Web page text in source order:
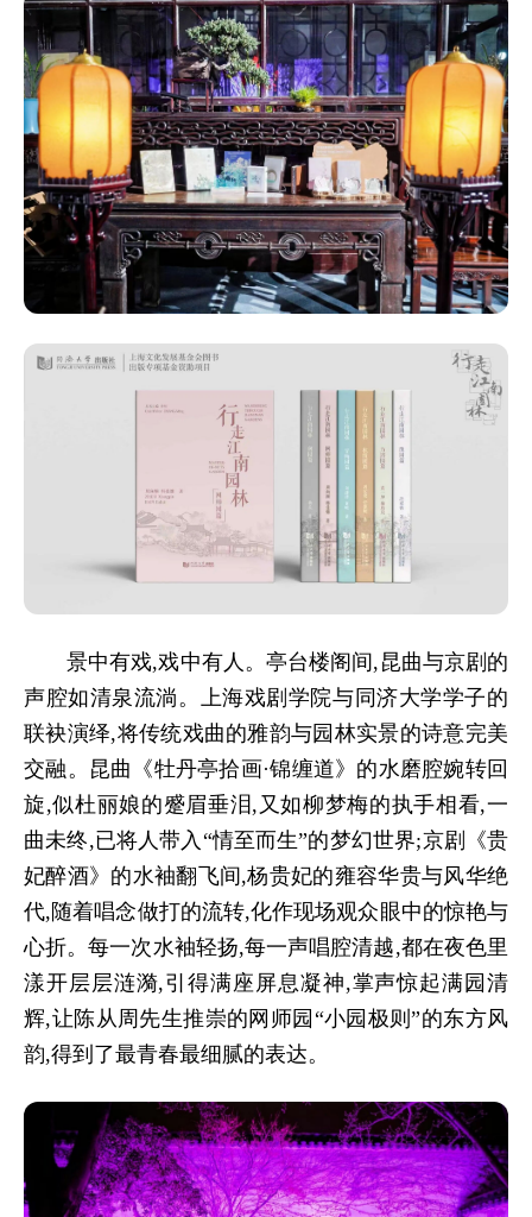
景中有戏,戏中有人。亭台楼阁间,昆曲与京剧的
声腔如清泉流淌。上海戏剧学院与同济大学学子的
联袂演绎,将传统戏曲的雅韵与园林实景的诗意完美
交融。昆曲《牡丹亭拾画·锦缠道》的水磨腔婉转回
旋,似杜丽娘的蹙眉垂泪,又如柳梦梅的执手相看,一
曲未终,已将人带入“情至而生”的梦幻世界;京剧《贵
妃醉酒》的水袖翻飞间,杨贵妃的雍容华贵与风华绝
代,随着唱念做打的流转,化作现场观众眼中的惊艳与
心折。每一次水袖轻扬,每一声唱腔清越,都在夜色里
漾开层层涟漪,引得满座屏息凝神,掌声惊起满园清
辉,让陈从周先生推崇的网师园 “小园极则”的东方风
韵,得到了最青春最细腻的表达。